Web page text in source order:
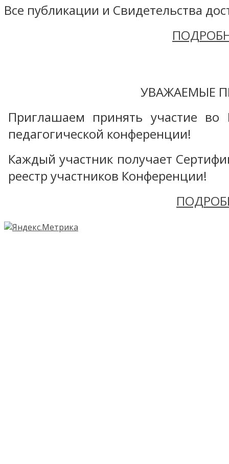
Все публикации и Свидетельства
УВАЖАЕМЫЕ
Приглашаем принять участие во
педагогической конференции!
Каждый участник получает
реестр участников Конференции!